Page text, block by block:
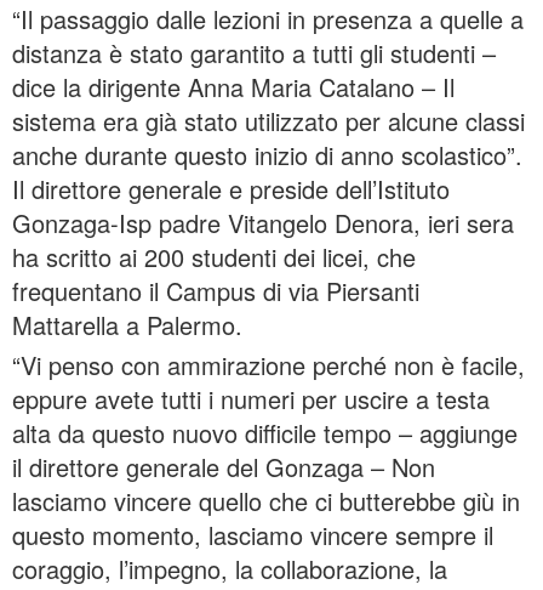
“Il passaggio dalle lezioni in presenza a quelle a
distanza è stato garantito a tutti gli studenti –
dice la dirigente Anna Maria Catalano – Il
sistema era già stato utilizzato per alcune classi
anche durante questo inizio di anno scolastico”.
Il direttore generale e preside dell’Istituto
Gonzaga-Isp padre Vitangelo Denora, ieri sera
ha scritto ai 200 studenti dei licei, che
frequentano il Campus di via Piersanti
Mattarella a Palermo.
“Vi penso con ammirazione perché non è facile,
eppure avete tutti i numeri per uscire a testa
alta da questo nuovo difficile tempo – aggiunge
il direttore generale del Gonzaga – Non
lasciamo vincere quello che ci butterebbe giù in
questo momento, lasciamo vincere sempre il
coraggio, l’impegno, la collaborazione, la